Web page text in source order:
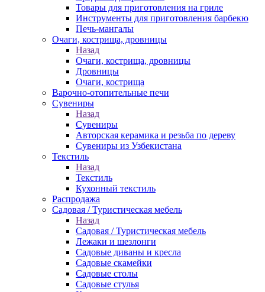
Товары для приготовления на гриле
Инструменты для приготовления барбекю
Печь-мангалы
Очаги, кострища, дровницы
Назад
Очаги, кострища, дровницы
Дровницы
Очаги, кострища
Варочно-отопительные печи
Сувениры
Назад
Сувениры
Авторская керамика и резьба по дереву
Сувениры из Узбекистана
Текстиль
Назад
Текстиль
Кухонный текстиль
Распродажа
Садовая / Туристическая мебель
Назад
Садовая / Туристическая мебель
Лежаки и шезлонги
Садовые диваны и кресла
Садовые скамейки
Садовые столы
Садовые стулья